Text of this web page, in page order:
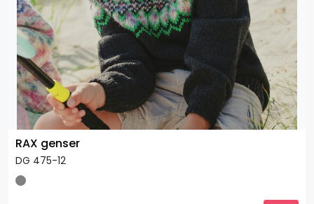
RAX genser
DG 475-12